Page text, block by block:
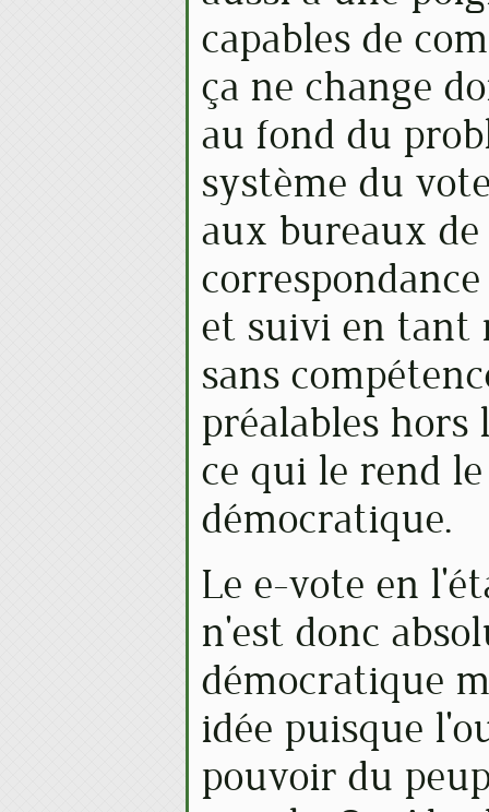
capables de
ça ne change
au fond du
système du
aux bureaux
et suivi en tant
sans
préalables
ce qui le rend
démocratique.
Le e-vote en
n'est donc
démocratique
idée puisque
pouvoir du